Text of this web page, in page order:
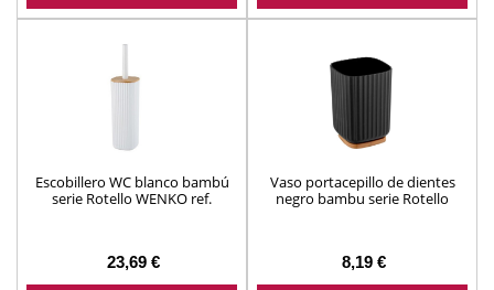
Escobillero WC blanco bambú
serie Rotello WENKO ref.
23,69 €
Vaso portacepillo de dientes
negro bambu serie Rotello
8,19 €